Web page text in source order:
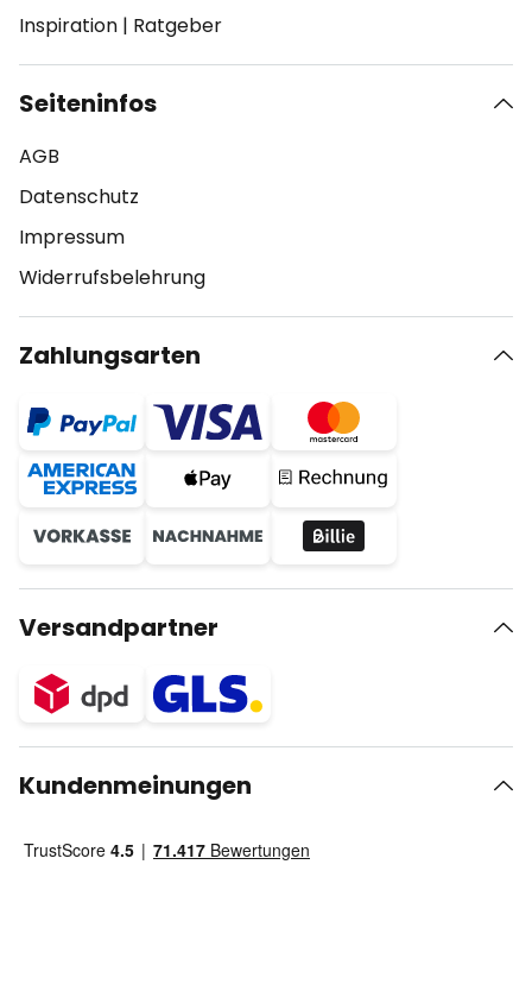
Inspiration | Ratgeber
Seiteninfos
AGB
Datenschutz
Impressum
Widerrufsbelehrung
Zahlungsarten
Versandpartner
Kundenmeinungen